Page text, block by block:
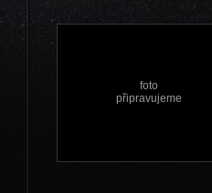
foto
připravujeme